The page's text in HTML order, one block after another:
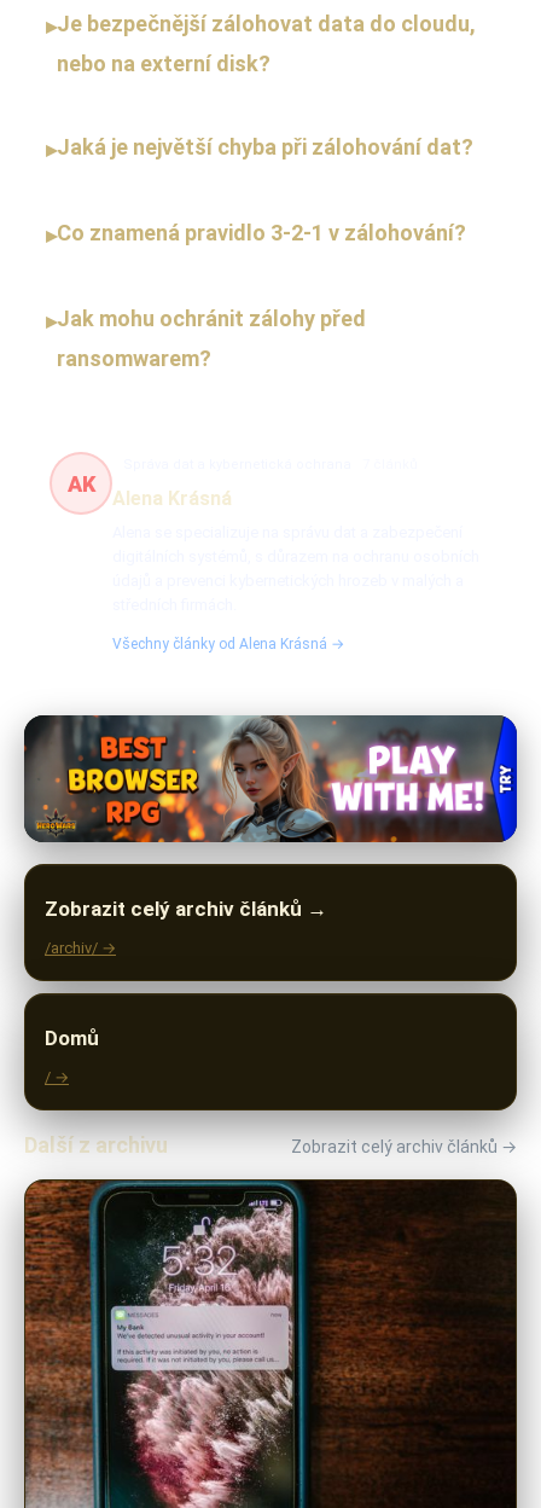
▸Je bezpečnější zálohovat data do cloudu,
nebo na externí disk?
▸Jaká je největší chyba při zálohování dat?
▸Co znamená pravidlo 3-2-1 v zálohování?
▸Jak mohu ochránit zálohy před
ransomwarem?
AK
Alena Krásná
Všechny články od Alena Krásná →
Zobrazit celý archiv článků →
/archiv/ →
Domů
/ →
Další z archivu Zobrazit celý archiv článků →